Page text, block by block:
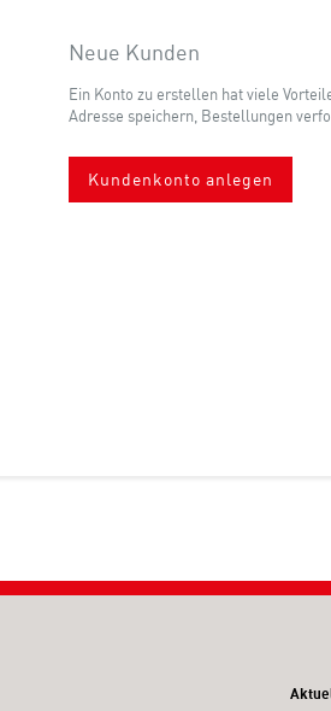
Neue Kunden
Ein Konto zu erstellen hat viele
Adresse speichern, Bestellungen
Kundenkonto anlegen